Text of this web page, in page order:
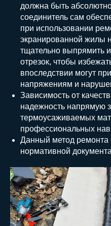
должна быть
соединитель сам
при использовании
экранированной жилы
тщательно выпрямить
отрезок, чтобы
впоследствии могут
напряжениям и
Зависимость от
надежность напрямую
термоусаживаемых
профессиональных
Данный метод ремонта
нормативной